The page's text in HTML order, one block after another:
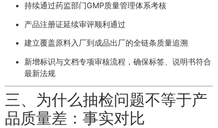
持续通过药监部门GMP质量管理体系考核
产品注册证延续审评顺利通过
建立覆盖原料入厂到成品出厂的全链条质量追溯
新增标识与文档专项审核流程，确保标签、说明书符合
最新法规
三、为什么抽检问题不等于产
品质量差：事实对比